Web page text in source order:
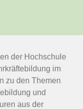
der Hochschule
im
zu den Themen
und
aus der